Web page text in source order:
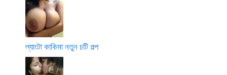
ল্যাংটা কাকিমা নতুন চটি গল্প